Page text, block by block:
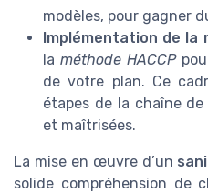
modèles, pour gagner
Implémentation de la
la méthode HACCP
de votre plan. Ce
étapes de la chaîne
et maîtrisées.
La mise en œuvre d’un
solide compréhension de